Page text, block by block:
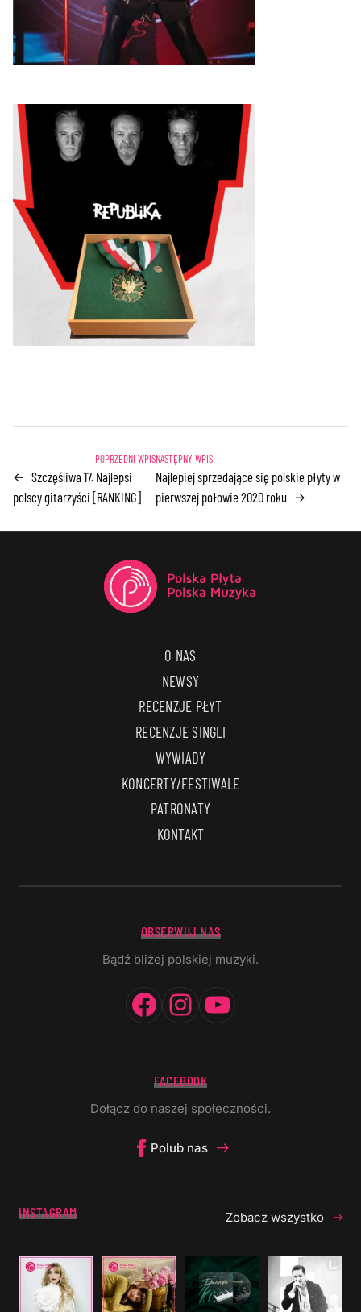
← Szczęśliwa 17. Najlepsi
polscy gitarzyści [RANKING]
Najlepiej sprzedające się polskie płyty w
pierwszej połowie 2020 roku →
O NAS
NEWSY
RECENZJE PŁYT
RECENZJE SINGLI
WYWIADY
KONCERTY/FESTIWALE
PATRONATY
KONTAKT
OBSERWUJ NAS
Bądź bliżej polskiej muzyki.
Facebook
Instagram
FACEBOOK
Dołącz do naszej społeczności.
Polub nas
INSTAGRAM Zobacz wszystko